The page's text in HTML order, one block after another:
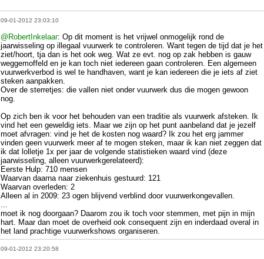
09-01-2012 23:03:10
@RobertInkelaar: Op dit moment is het vrijwel onmogelijk rond de
jaarwisseling op illegaal vuurwerk te controleren. Want tegen de tijd dat je het
ziet/hoort, tja dan is het ook weg. Wat ze evt. nog op zak hebben is gauw
weggemoffeld en je kan toch niet iedereen gaan controleren. Een algemeen
vuurwerkverbod is wel te handhaven, want je kan iedereen die je iets af ziet
steken aanpakken.
Over de sterretjes: die vallen niet onder vuurwerk dus die mogen gewoon
nog.
Op zich ben ik voor het behouden van een traditie als vuurwerk afsteken. Ik
vind het een geweldig iets. Maar we zijn op het punt aanbeland dat je jezelf
moet afvragen: vind je het de kosten nog waard? Ik zou het erg jammer
vinden geen vuurwerk meer af te mogen steken, maar ik kan niet zeggen dat
ik dat lolletje 1x per jaar de volgende statistieken waard vind (deze
jaarwisseling, alleen vuurwerkgerelateerd):
Eerste Hulp: 710 mensen
Waarvan daarna naar ziekenhuis gestuurd: 121
Waarvan overleden: 2
Alleen al in 2009: 23 ogen blijvend verblind door vuurwerkongevallen.
moet ik nog doorgaan? Daarom zou ik toch voor stemmen, met pijn in mijn
hart. Maar dan moet de overheid ook consequent zijn en inderdaad overal in
het land prachtige vuurwerkshows organiseren.
09-01-2012 23:20:58